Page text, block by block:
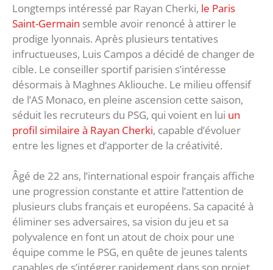
Longtemps intéressé par Rayan Cherki, le Paris
Saint-Germain semble avoir renoncé à attirer le
prodige lyonnais. Après plusieurs tentatives
infructueuses, Luis Campos a décidé de changer de
cible. Le conseiller sportif parisien s’intéresse
désormais à Maghnes Akliouche. Le milieu offensif
de l’AS Monaco, en pleine ascension cette saison,
séduit les recruteurs du PSG, qui voient en lui un
profil similaire à Rayan Cherki, capable d’évoluer
entre les lignes et d’apporter de la créativité.
Âgé de 22 ans, l’international espoir français affiche
une progression constante et attire l’attention de
plusieurs clubs français et européens. Sa capacité à
éliminer ses adversaires, sa vision du jeu et sa
polyvalence en font un atout de choix pour une
équipe comme le PSG, en quête de jeunes talents